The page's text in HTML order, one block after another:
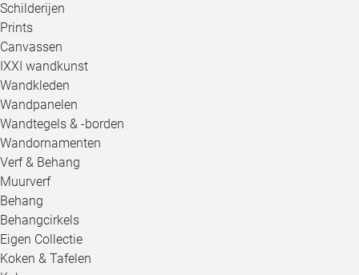
Schilderijen
Prints
Canvassen
IXXI wandkunst
Wandkleden
Wandpanelen
Wandtegels & -borden
Wandornamenten
Verf & Behang
Muurverf
Behang
Behangcirkels
Eigen Collectie
Koken & Tafelen